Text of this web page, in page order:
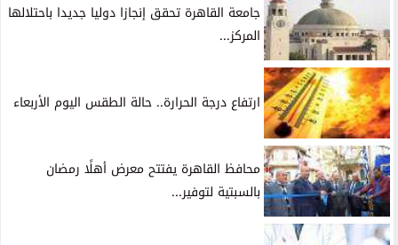
جامعة القاهرة تحقق إنجازا دوليا جديدا باحتلالها
المركز...
ارتفاع درجة الحرارة.. حالة الطقس اليوم الأربعاء
محافظ القاهرة يفتتح معرض أهلًا رمضان
بالسبتية لتوفير...